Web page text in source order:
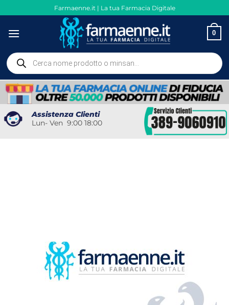
ai
contenuti
Farmaenne.it | La tua Farmacia Digitale
0
Ricerca
prodotti
Assistenza Clienti
Lun- Ven 9:00 18:00